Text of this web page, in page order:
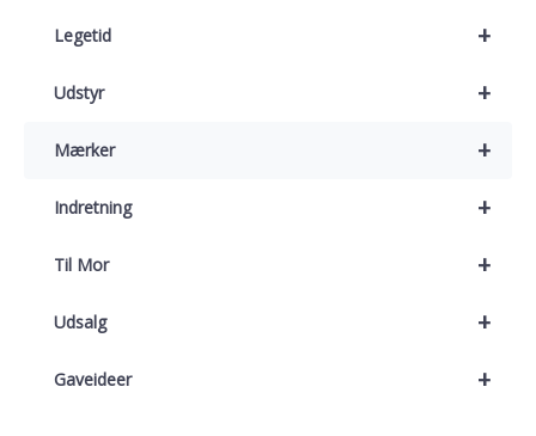
+
Legetid
+
Udstyr
+
Mærker
+
Indretning
+
Til Mor
+
Udsalg
+
Gaveideer